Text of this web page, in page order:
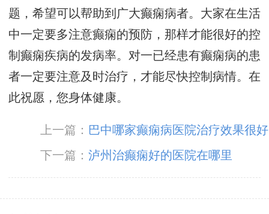
题，希望可以帮助到广大癫痫病者。大家在生活
中一定要多注意癫痫的预防，那样才能很好的控
制癫痫疾病的发病率。对一已经患有癫痫病的患
者一定要注意及时治疗，才能尽快控制病情。在
此祝愿，您身体健康。
上一篇： 巴中哪家癫痫病医院治疗效果很好
下一篇：泸州治癫痫好的医院在哪里